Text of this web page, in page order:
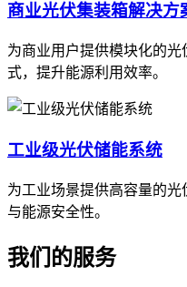
商业光伏集装箱解决方
为商业用户提供模块化的
式，提升能源利用效率。
工业级光伏储能系统
为工业场景提供高容量的
与能源安全性。
我们的服务